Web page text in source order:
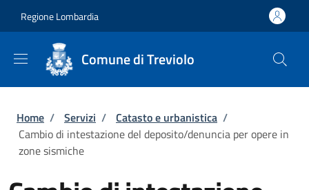
Regione Lombardia
Comune di Treviolo
Briciole di pane
Home / Servizi / Catasto e urbanistica /
Cambio di intestazione del deposito/denuncia per opere in
zone sismiche